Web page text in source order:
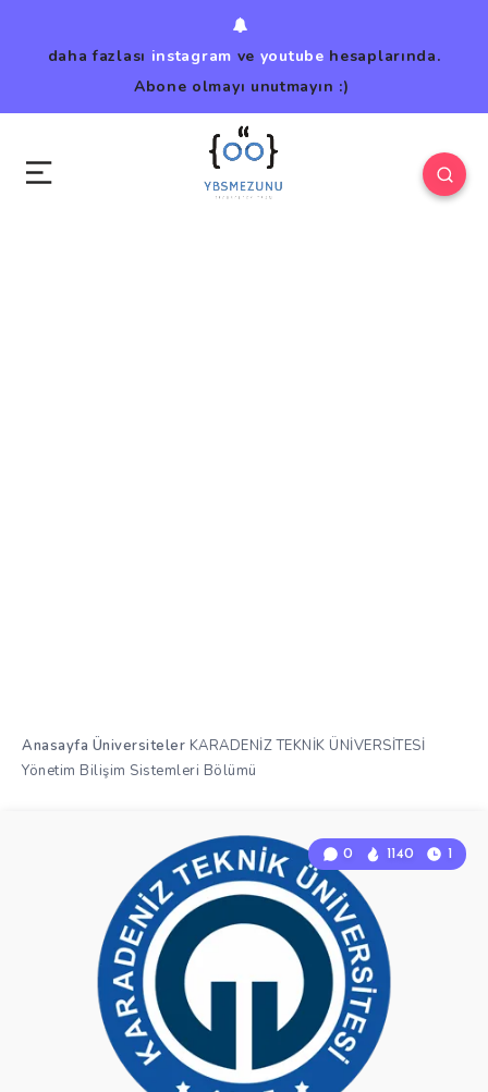
daha fazlası instagram ve youtube hesaplarında.
Abone olmayı unutmayın :)
Anasayfa Üniversiteler KARADENİZ TEKNİK ÜNİVERSİTESİ
Yönetim Bilişim Sistemleri Bölümü
0 1140 1